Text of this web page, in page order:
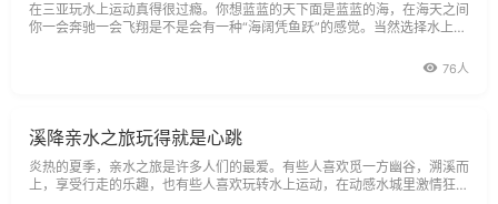
在三亚玩水上运动真得很过瘾。你想蓝蓝的天下面是蓝蓝的海，在海天之间
你一会奔驰一会飞翔是不是会有一种“海阔凭鱼跃”的感觉。当然选择水上运
76人
溪降亲水之旅玩得就是心跳
炎热的夏季，亲水之旅是许多人们的最爱。有些人喜欢觅一方幽谷，溯溪而
上，享受行走的乐趣，也有些人喜欢玩转水上运动，在动感水城里激情狂